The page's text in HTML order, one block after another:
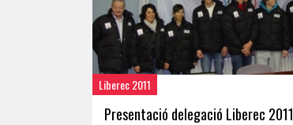
Liberec 2011
Presentació delegació Liberec 2011